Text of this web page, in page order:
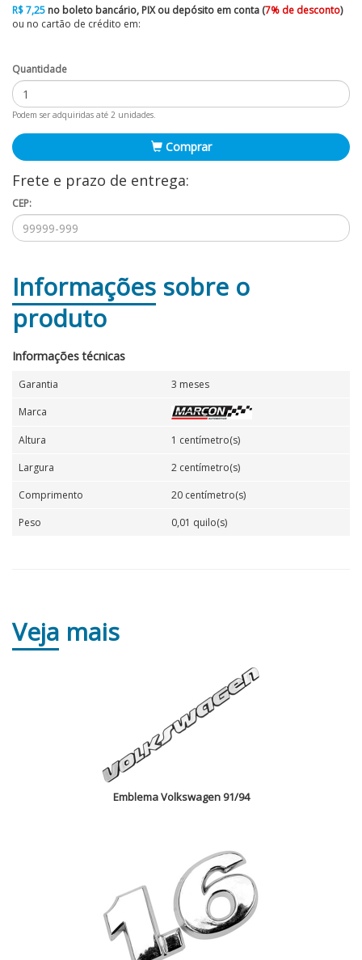
R$ 7,25 no boleto bancário, PIX ou depósito em conta (7% de desconto)
ou no cartão de crédito em:
Quantidade
Podem ser adquiridas até 2 unidades.
Comprar
Frete e prazo de entrega:
CEP:
Informações sobre o
produto
Informações técnicas
Garantia
3 meses
Marca
Altura
1 centímetro(s)
Largura
2 centímetro(s)
Comprimento
20 centímetro(s)
Peso
0,01 quilo(s)
Veja mais
Emblema Volkswagen 91/94